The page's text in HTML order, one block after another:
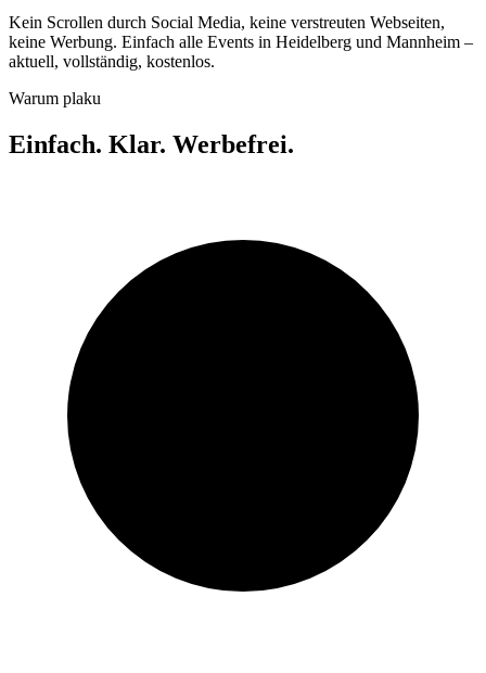
Kein Scrollen durch Social Media, keine verstreuten Webseiten,
keine Werbung. Einfach alle Events in Heidelberg und Mannheim –
aktuell, vollständig, kostenlos.
Warum plaku
Einfach. Klar. Werbefrei.